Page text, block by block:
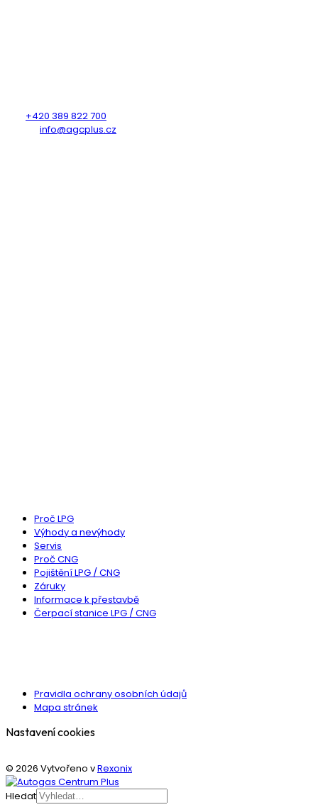
+420 389 822 700
info@agcplus.cz
Proč LPG
Výhody a nevýhody
Servis
Proč CNG
Pojištění LPG / CNG
Záruky
Informace k přestavbě
Čerpací stanice LPG / CNG
Pravidla ochrany osobních údajů
Mapa stránek
Nastavení cookies
© 2026 Vytvořeno vRexonix
Hledat